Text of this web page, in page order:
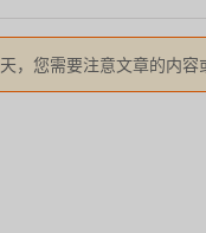
天，您需要注意文章的内容